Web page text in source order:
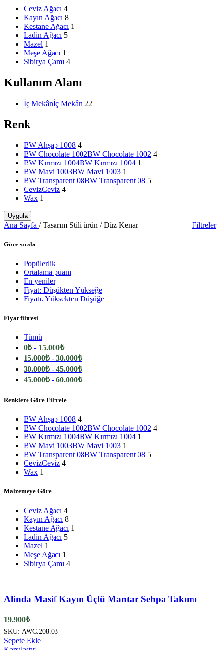
Ceviz Ağacı 4
Kayın Ağacı 8
Kestane Ağacı 1
Ladin Ağacı 5
Mazel 1
Meşe Ağacı 1
Sibirya Çamı 4
Kullanım Alanı
İç Mekânİç Mekân 22
Renk
BW Ahşap 1008 4
BW Chocolate 1002BW Chocolate 1002 4
BW Kırmızı 1004BW Kırmızı 1004 1
BW Mavi 1003BW Mavi 1003 1
BW Transparent 08BW Transparent 08 5
CevizCeviz 4
Wax 1
Uygula
Ana Sayfa / Tasarım Stili ürün / Düz Kenar Filtreler
Göre sırala
Popülerlik
Ortalama puanı
En yeniler
Fiyat: Düşükten Yükseğe
Fiyatı: Yüksekten Düşüğe
Fiyat filtresi
Tümü
0₺- 15.000₺
15.000₺- 30.000₺
30.000₺- 45.000₺
45.000₺- 60.000₺
Renklere Göre Filtrele
BW Ahşap 1008 4
BW Chocolate 1002BW Chocolate 1002 4
BW Kırmızı 1004BW Kırmızı 1004 1
BW Mavi 1003BW Mavi 1003 1
BW Transparent 08BW Transparent 08 5
CevizCeviz 4
Wax 1
Malzemeye Göre
Ceviz Ağacı 4
Kayın Ağacı 8
Kestane Ağacı 1
Ladin Ağacı 5
Mazel 1
Meşe Ağacı 1
Sibirya Çamı 4
Alinda Masif Kayın Üçlü Mantar Sehpa Takımı
19.900₺
SKU: AWC.208.03
Sepete Ekle